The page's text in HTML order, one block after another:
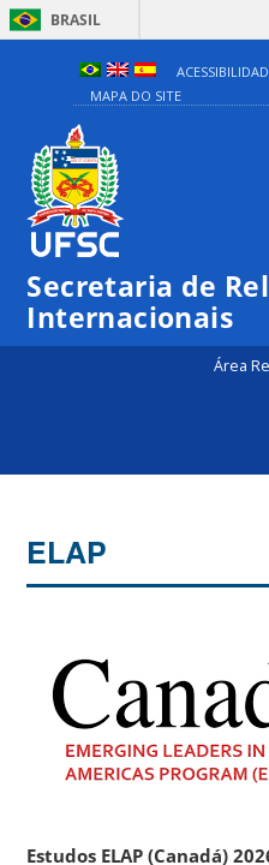
BRASIL
MAPA DO SITE
Secretaria de
Internacionais
Área
ELAP
Estudos ELAP (Canadá)